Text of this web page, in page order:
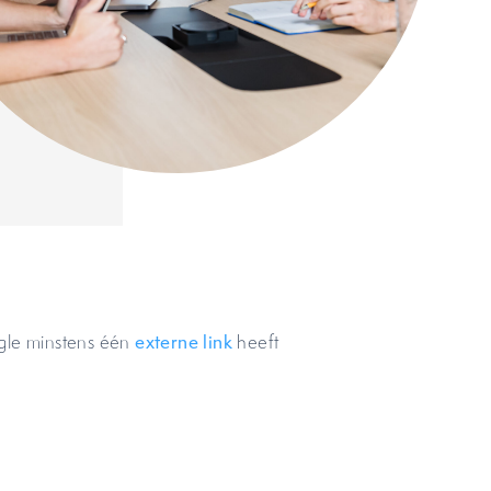
minstens éénexterne link heeft